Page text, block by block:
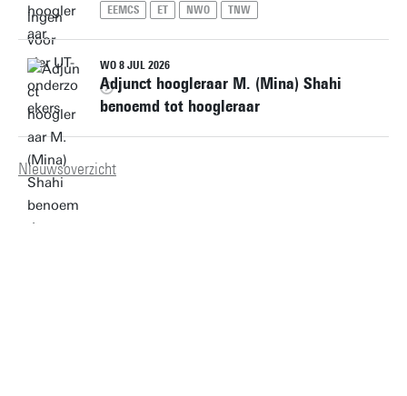
EEMCS ET NWO TNW
WO 8 JUL 2026
Adjunct hoogleraar M. (Mina) Shahi
benoemd tot hoogleraar
Nieuwsoverzicht